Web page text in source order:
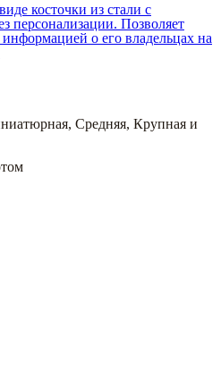
косточки из стали с
персонализации. Позволяет
о его владельцах на
, Средняя, Крупная и